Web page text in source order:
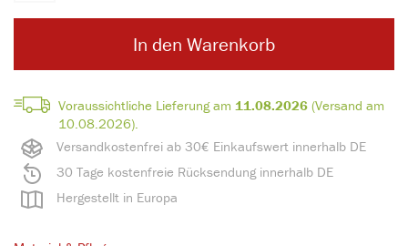
Versandkostenfrei ab 30€ Einkaufswert innerhalb DE
30 Tage kostenfreie Rücksendung innerhalb DE
Hergestellt in Europa
Voraussichtliche Lieferung am 11.08.2026(Versand am
10.08.2026).
In den Warenkorb